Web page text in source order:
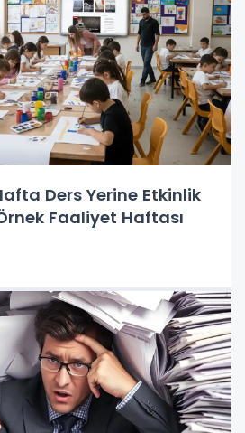
Ders Yerine Etkinlik
Faaliyet Haftası